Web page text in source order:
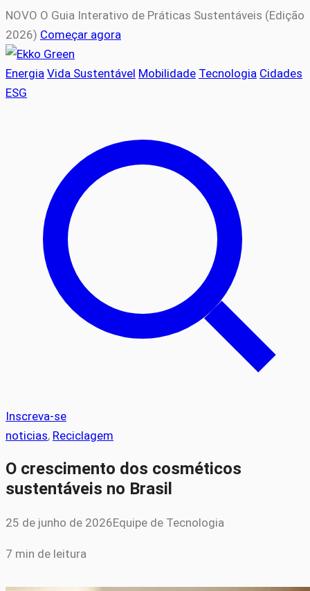
NOVO O Guia Interativo de Práticas Sustentáveis (Edição
2026) Começar agora
Energia Vida Sustentável Mobilidade Tecnologia Cidades
ESG
Inscreva-se
noticias, Reciclagem
O crescimento dos cosméticos
sustentáveis no Brasil
25 de junho de 2026Equipe de Tecnologia
7 min de leitura